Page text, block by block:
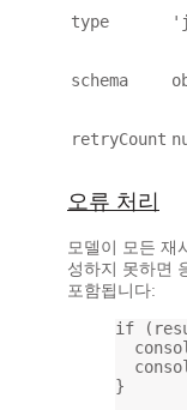
type
schema
retryCount
오류 처리
모델이 모든 재
성하지 못하면
포함됩니다:
if
}